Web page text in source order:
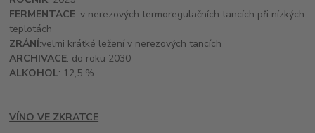
FERMENTACE: v nerezových termoregulačních tancích při nízkých
teplotách
ZRÁNÍ:velmi krátké ležení v nerezových tancích
ARCHIVACE: do roku 2030
ALKOHOL: 12,5 %
VÍNO VE ZKRATCE